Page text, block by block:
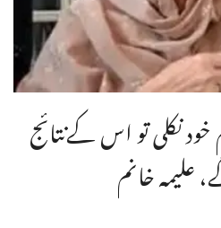
نکلی تو اس کےنتائج
خانم